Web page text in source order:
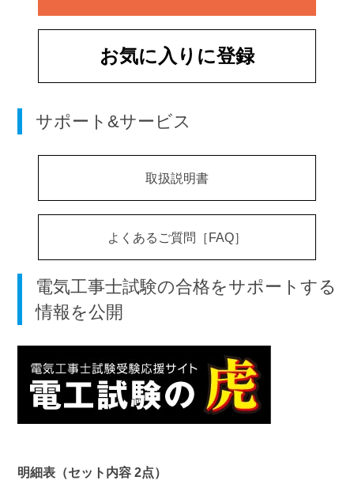
お気に入りに登録
サポート&サービス
取扱説明書
よくあるご質問［FAQ］
電気工事士試験の合格をサポートする
情報を公開
明細表（セット内容 2点）